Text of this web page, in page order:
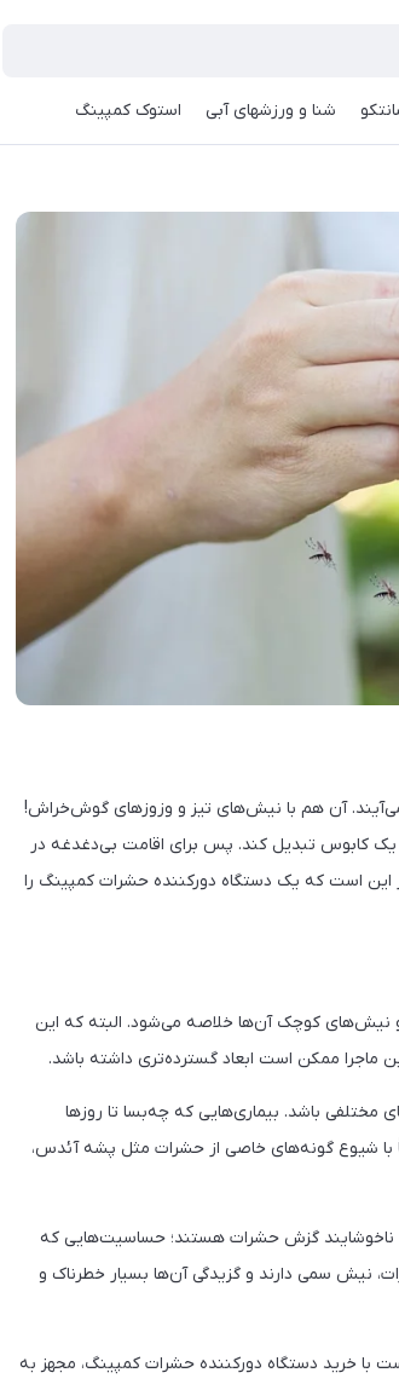
شنا و ورزشهای آبی استوک کمپینگ
آن هم با نیش‌های تیز و وزوزهای گوش‌خراش!
کابوس تبدیل کند. پس برای اقامت بی‌دغدغه در
این است که یک دستگاه دورکننده حشرات کمپینگ را
نیش‌های کوچک آن‌ها خلاصه می‌شود. البته که این
ماجرا ممکن است ابعاد گسترده‌تری داشته باشد.
باشد. بیماری‌هایی که چه‌بسا تا روزها
با شیوع گونه‌های خاصی از حشرات مثل پشه آئدس،
ناخوشایند گزش حشرات هستند؛ حساسیت‌هایی که
نیش سمی دارند و گزیدگی آن‌ها بسیار خطرناک و
با خرید دستگاه دورکننده حشرات کمپینگ، مجهز به